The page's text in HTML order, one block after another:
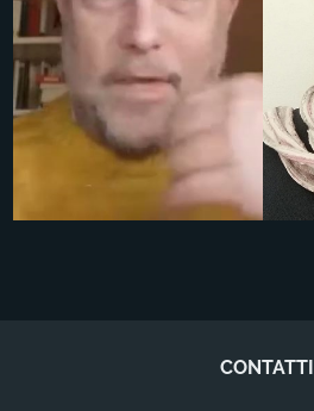
CONTATTI